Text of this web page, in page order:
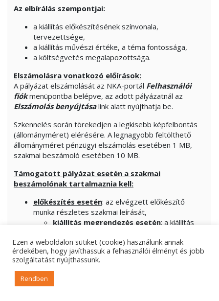
Az elbírálás szempontjai:
a kiállítás előkészítésének színvonala,
tervezettsége,
a kiállítás művészi értéke, a téma fontossága,
a költségvetés megalapozottsága.
Elszámolásra vonatkozó előírások:
A pályázat elszámolását az NKA-portál Felhasználói
fiókmenüpontba belépve, az adott pályázatnál az
Elszámolás benyújtásalink alatt nyújthatja be.
Szkennelés során törekedjen a legkisebb képfelbontás
(állományméret) elérésére. A legnagyobb feltölthető
állományméret pénzügyi elszámolás esetében 1 MB,
szakmai beszámoló esetében 10 MB.
Támogatott pályázat esetén a szakmai
beszámolónak tartalmaznia kell:
előkészítés esetén: az elvégzett előkészítő
munka részletes szakmai leírását,
kiállítás megrendezés esetén: a kiállítás
kiállítás fotódokumentációját, továbbá az
esetleges médiavisszhangot.
katalógus megjelentetése esetén
elkészült katalógus 1 példányát (postai úton
az NKA Igazgatóságára).
Ezen a weboldalon sütiket (cookie) használunk annak
érdekében, hogy javíthassuk a felhasználói élményt és jobb
szolgáltatást nyújthassunk.
Rendben